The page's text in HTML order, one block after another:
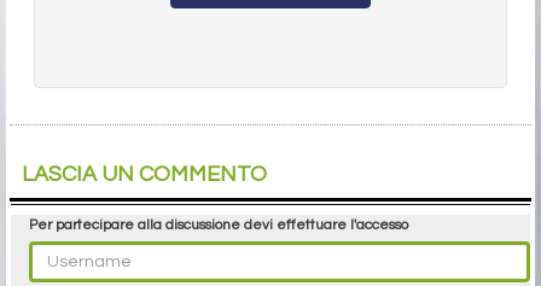
LASCIA UN COMMENTO
Per partecipare alla discussione devi effettuare l'accesso